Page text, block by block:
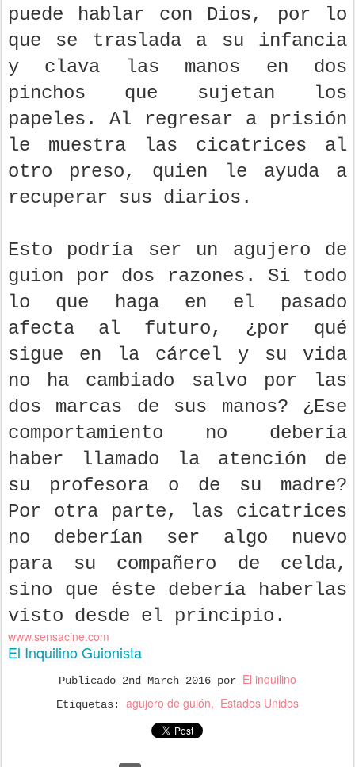
puede hablar con Dios, por lo
que se traslada a su infancia
y clava las manos en dos
pinchos que sujetan los
papeles. Al regresar a prisión
le muestra las cicatrices al
otro preso, quien le ayuda a
recuperar sus diarios.
Esto podría ser un agujero de
guion por dos razones. Si todo
lo que haga en el pasado
afecta al futuro, ¿por qué
sigue en la cárcel y su vida
no ha cambiado salvo por las
dos marcas de sus manos? ¿Ese
comportamiento no debería
haber llamado la atención de
su profesora o de su madre?
Por otra parte, las cicatrices
no deberían ser algo nuevo
para su compañero de celda,
sino que éste debería haberlas
visto desde el principio.
www.sensacine.com
El Inquilino Guionista
Publicado 2nd March 2016 por El inquilino
Etiquetas: agujero de guión Estados Unidos